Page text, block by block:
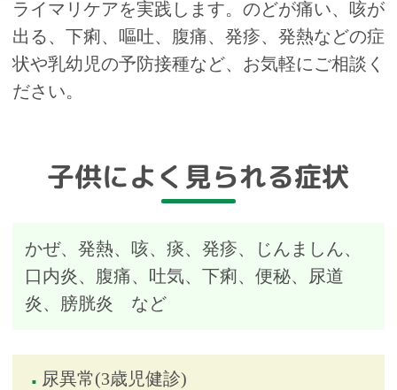
ライマリケアを実践します。のどが痛い、咳が
出る、下痢、嘔吐、腹痛、発疹、発熱などの症
状や乳幼児の予防接種など、お気軽にご相談く
ださい。
子供によく見られる症状
かぜ、発熱、咳、痰、発疹、じんましん、
口内炎、腹痛、吐気、下痢、便秘、尿道
炎、膀胱炎 など
尿異常(3歳児健診)